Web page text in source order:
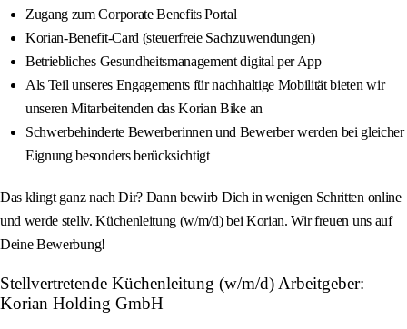
Zugang zum Corporate Benefits Portal
Korian-Benefit-Card (steuerfreie Sachzuwendungen)
Betriebliches Gesundheitsmanagement digital per App
Als Teil unseres Engagements für nachhaltige Mobilität bieten wir
unseren Mitarbeitenden das Korian Bike an
Schwerbehinderte Bewerberinnen und Bewerber werden bei gleicher
Eignung besonders berücksichtigt
Das klingt ganz nach Dir? Dann bewirb Dich in wenigen Schritten online
und werde stellv. Küchenleitung (w/m/d) bei Korian. Wir freuen uns auf
Deine Bewerbung!
Stellvertretende Küchenleitung (w/m/d) Arbeitgeber:
Korian Holding GmbH